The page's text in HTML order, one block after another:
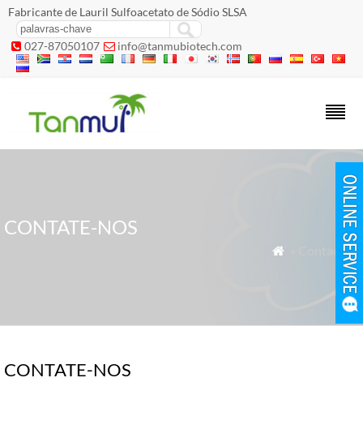
Fabricante de Lauril Sulfoacetato de Sódio SLSA
 027-87050107  info@tanmubiotech.com
CONTATE-NOS
 » Contact us
CONTATE-NOS